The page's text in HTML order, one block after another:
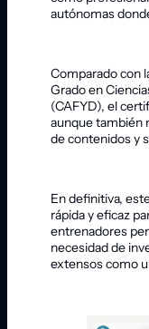
autónomas
Comparado con
Grado en
(CAFYD), el
aunque también
de contenidos y
En definitiva,
rápida y eficaz
entrenadores
necesidad de
extensos como